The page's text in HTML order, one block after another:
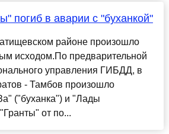
погиб в аварии с "буханкой"
районе произошло
исходом.По предварительной
управления ГИБДД, в
- Тамбов произошло
("буханка") и "Лады
от по...